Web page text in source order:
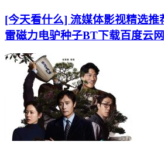
[今天看什么] 流媒体影视精选推
雷磁力电驴种子BT下载百度云